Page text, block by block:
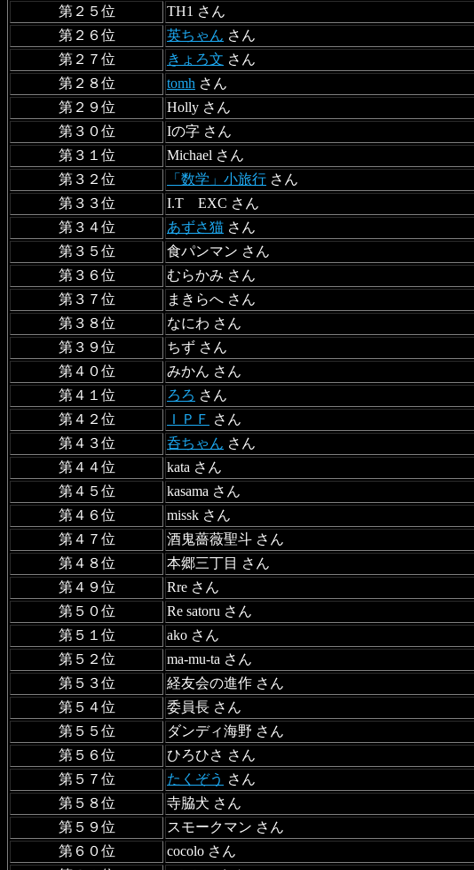
第２５位
TH1 さん
第２６位
英ちゃん さん
第２７位
きょろ文 さん
第２８位
tomh さん
第２９位
Holly さん
第３０位
Iの字 さん
第３１位
Michael さん
第３２位
「数学」小旅行 さん
第３３位
I.T EXC さん
第３４位
あずさ猫 さん
第３５位
食パンマン さん
第３６位
むらかみ さん
第３７位
まきらへ さん
第３８位
なにわ さん
第３９位
ちず さん
第４０位
みかん さん
第４１位
ろろ さん
第４２位
ＩＰＦ さん
第４３位
呑ちゃん さん
第４４位
kata さん
第４５位
kasama さん
第４６位
missk さん
第４７位
酒鬼薔薇聖斗 さん
第４８位
本郷三丁目 さん
第４９位
Rre さん
第５０位
Re satoru さん
第５１位
ako さん
第５２位
ma-mu-ta さん
第５３位
経友会の進作 さん
第５４位
委員長 さん
第５５位
ダンディ海野 さん
第５６位
ひろひさ さん
第５７位
たくぞう さん
第５８位
寺脇犬 さん
第５９位
スモークマン さん
第６０位
cocolo さん